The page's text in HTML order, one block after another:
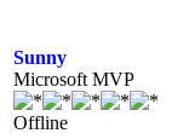
Sunny
Microsoft MVP
Offline